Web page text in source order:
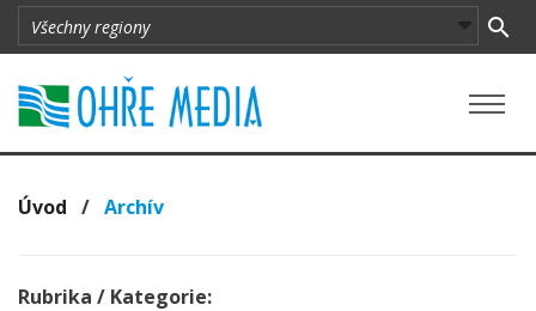
Úvod / Archív
Rubrika / Kategorie: